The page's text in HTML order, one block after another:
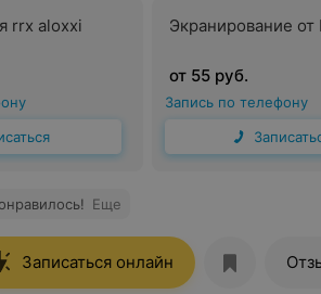
rrx aloxxi Экранирование от
от 55 руб.
Запись по телефону
Еще
Записаться онлайн